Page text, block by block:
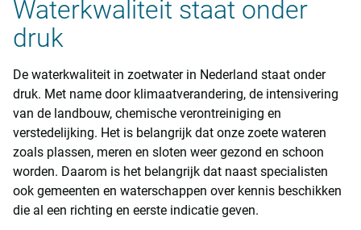
Waterkwaliteit staat onder
druk
De waterkwaliteit in zoetwater in Nederland staat onder
druk. Met name door klimaatverandering, de intensivering
van de landbouw, chemische verontreiniging en
verstedelijking. Het is belangrijk dat onze zoete wateren
zoals plassen, meren en sloten weer gezond en schoon
worden. Daarom is het belangrijk dat naast specialisten
ook gemeenten en waterschappen over kennis beschikken
die al een richting en eerste indicatie geven.